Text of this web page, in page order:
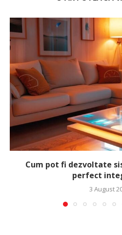
Cum pot fi dezvoltate
perfect
3 August